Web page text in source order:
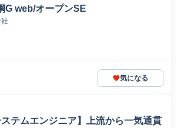
G web/オープンSE
気になる
ステムエンジニア】上流から一気通貫